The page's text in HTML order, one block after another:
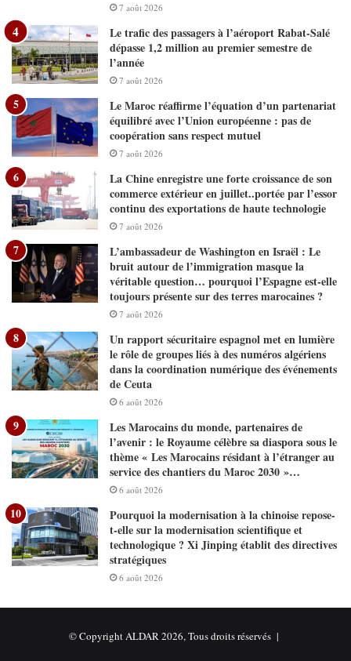
7 août 2026
Le trafic des passagers à l’aéroport Rabat-Salé
dépasse 1,2 million au premier semestre de
l’année
7 août 2026
Le Maroc réaffirme l’équation d’un partenariat
équilibré avec l’Union européenne : pas de
coopération sans respect mutuel
7 août 2026
La Chine enregistre une forte croissance de son
commerce extérieur en juillet..portée par l’essor
continu des exportations de haute technologie
7 août 2026
L’ambassadeur de Washington en Israël : Le
bruit autour de l’immigration masque la
véritable question… pourquoi l’Espagne est-elle
toujours présente sur des terres marocaines ?
7 août 2026
Un rapport sécuritaire espagnol met en lumière
le rôle de groupes liés à des numéros algériens
dans la coordination numérique des événements
de Ceuta
6 août 2026
Les Marocains du monde, partenaires de
l’avenir : le Royaume célèbre sa diaspora sous le
thème « Les Marocains résidant à l’étranger au
service des chantiers du Maroc 2030 »…
6 août 2026
Pourquoi la modernisation à la chinoise repose-
t-elle sur la modernisation scientifique et
technologique ? Xi Jinping établit des directives
stratégiques
6 août 2026
© Copyright ALDAR 2026, Tous droits réservés |